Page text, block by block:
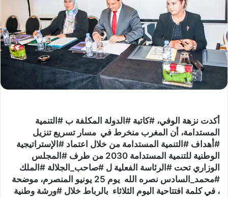
أكدت نزهة الوفي، #كاتبة #الدولة المكلفة ب #التنمية
المستدامة، أن المغرب منخرط في مسار تسريع تنزيل
#أهداف #التنمية المستدامة من خلال اعتماد #الإستراتيجية
الوطنية للتنمية المستدامة 2030 من طرف #المجلس
الوزاري تحت #الرئاسة الفعلية ل #صاحب_الجلالة #الملك
#محمد_السادس نصره الله يوم 25 يونيو المنصرم، موضحة
، في كلمة افتتاحية اليوم الثلاثاء بالرباط خلال #ورشة وطنية